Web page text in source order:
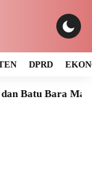
DPRD
Bara Malah Ikut